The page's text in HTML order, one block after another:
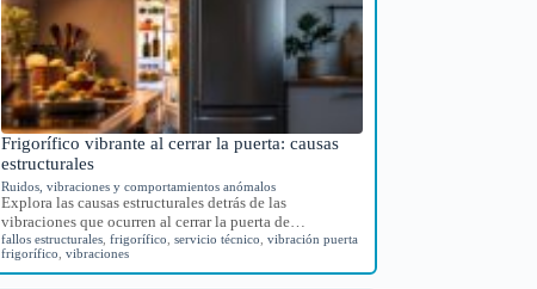
Frigorífico vibrante al cerrar la puerta: causas
estructurales
Ruidos, vibraciones y comportamientos anómalos
Explora las causas estructurales detrás de las
vibraciones que ocurren al cerrar la puerta de…
fallos estructurales ,frigorífico ,servicio técnico ,vibración puerta
frigorífico ,vibraciones